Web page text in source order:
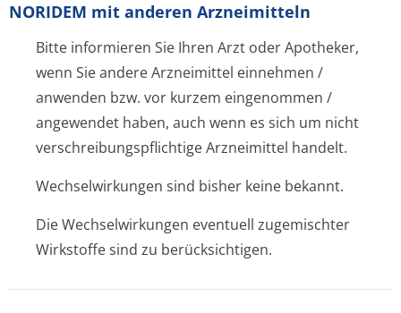
NORIDEM mit anderen Arzneimitteln
Bitte informieren Sie Ihren Arzt oder Apotheker,
wenn Sie andere Arzneimittel einnehmen /
anwenden bzw. vor kurzem eingenommen /
angewendet haben, auch wenn es sich um nicht
verschreibungspflichti­ge Arzneimittel handelt.
Wechselwirkungen sind bisher keine bekannt.
Die Wechselwirkungen eventuell zugemischter
Wirkstoffe sind zu berücksichtigen.